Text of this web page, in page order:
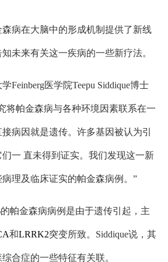
病在大脑中的形成机制提供了新线
未来有关这一疾病的一些新疗法。
Feinberg医学院Teepu Siddique博士
将帕金森病与各种环境因素联系在一
病因就是遗传。许多基因被认为引
一 直未得到证实。我们发现这一新
理及临床证实的帕金森病例。”
帕金森病病例是由于遗传引起，主
和LRRK2突变所致。Siddique说，其
合症的一些特征有关联。